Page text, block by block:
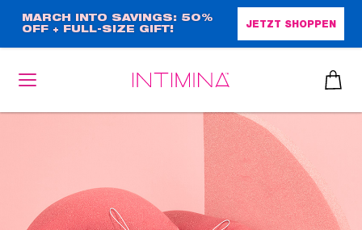
zum
Inhalt
MARCH INTO SAVINGS: 50%
OFF + FULL-SIZE GIFT!
JETZT SHOPPEN